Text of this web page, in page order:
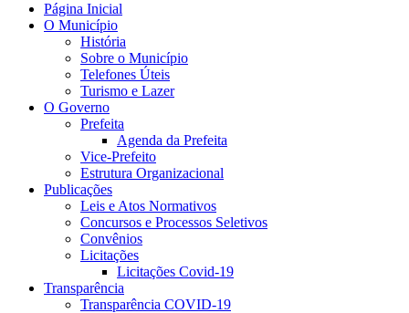
Página Inicial
O Município
História
Sobre o Município
Telefones Úteis
Turismo e Lazer
O Governo
Prefeita
Agenda da Prefeita
Vice-Prefeito
Estrutura Organizacional
Publicações
Leis e Atos Normativos
Concursos e Processos Seletivos
Convênios
Licitações
Licitações Covid-19
Transparência
Transparência COVID-19